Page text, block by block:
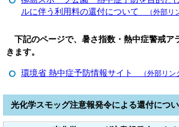
ルに伴う利用料の還付について （外部リ
下記のページで、暑さ指数・熱中症警戒ア
きます。
環境省 熱中症予防情報サイト （外部リン
光化学スモッグ注意報発令による還付につ